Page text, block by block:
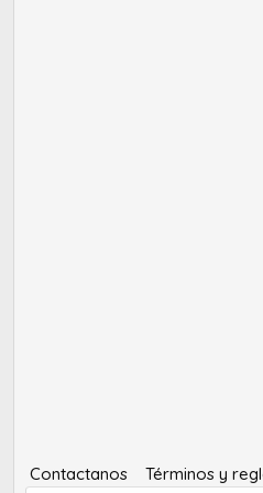
Contactanos Términos y